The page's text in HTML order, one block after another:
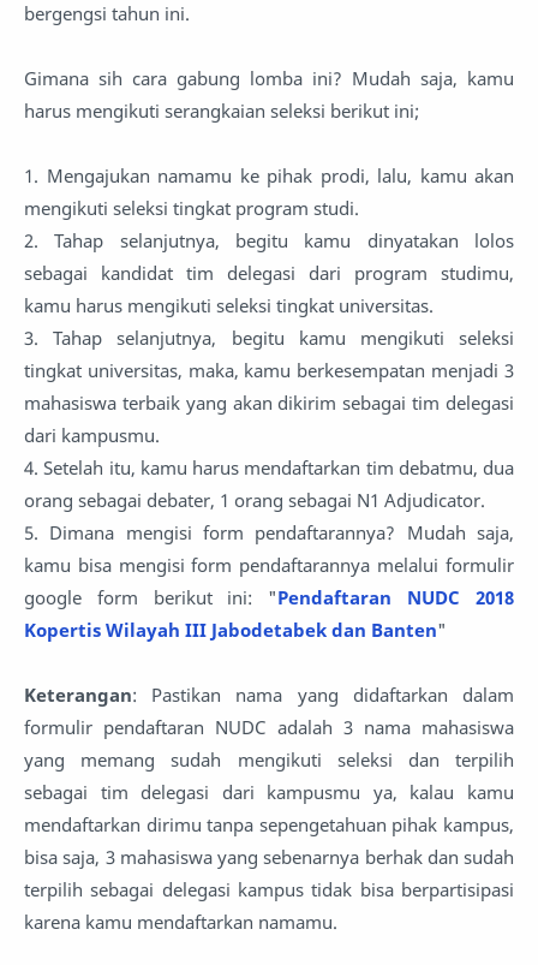
bergengsi tahun ini.
Gimana sih cara gabung lomba ini? Mudah saja, kamu
harus mengikuti serangkaian seleksi berikut ini;
1. Mengajukan namamu ke pihak prodi, lalu, kamu akan
mengikuti seleksi tingkat program studi.
2. Tahap selanjutnya, begitu kamu dinyatakan lolos
sebagai kandidat tim delegasi dari program studimu,
kamu harus mengikuti seleksi tingkat universitas.
3. Tahap selanjutnya, begitu kamu mengikuti seleksi
tingkat universitas, maka, kamu berkesempatan menjadi 3
mahasiswa terbaik yang akan dikirim sebagai tim delegasi
dari kampusmu.
4. Setelah itu, kamu harus mendaftarkan tim debatmu, dua
orang sebagai debater, 1 orang sebagai N1 Adjudicator.
5. Dimana mengisi form pendaftarannya? Mudah saja,
kamu bisa mengisi form pendaftarannya melalui formulir
google form berikut ini: "Pendaftaran NUDC 2018
Kopertis Wilayah III Jabodetabek dan Banten"
Keterangan: Pastikan nama yang didaftarkan dalam
formulir pendaftaran NUDC adalah 3 nama mahasiswa
yang memang sudah mengikuti seleksi dan terpilih
sebagai tim delegasi dari kampusmu ya, kalau kamu
mendaftarkan dirimu tanpa sepengetahuan pihak kampus,
bisa saja, 3 mahasiswa yang sebenarnya berhak dan sudah
terpilih sebagai delegasi kampus tidak bisa berpartisipasi
karena kamu mendaftarkan namamu.